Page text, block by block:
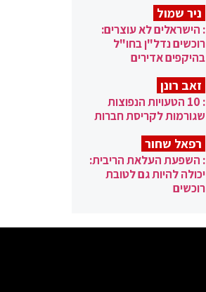
ניר שמול
: הישראלים לא עוצרים:
רוכשים נדל"ן בחו"ל
בהיקפים אדירים
זאב רונן
: 10 הטעויות הנפוצות
שגורמות לקריסת חברות
רפאל שחור
: השפעת העלאת הריבית:
יכולה להיות גם לטובת
רוכשים